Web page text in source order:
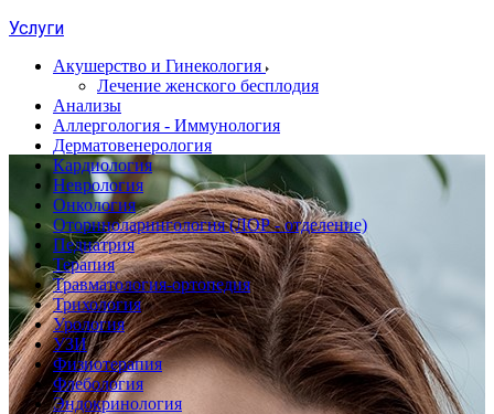
Услуги
Акушерство и Гинекология
Лечение женского бесплодия
Анализы
Аллергология - Иммунология
Дерматовенерология
Кардиология
Неврология
Онкология
Оториноларингология (ЛОР - отделение)
Педиатрия
Терапия
Травматология-ортопедия
Трихология
Урология
УЗИ
Физиотерапия
Флебология
Эндокринология